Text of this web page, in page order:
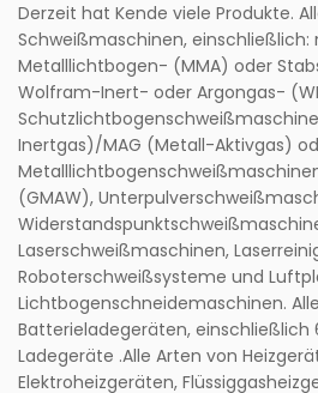
Derzeit hat Kende viele Produkte.
Schweißmaschinen, einschließlich:
Metalllichtbogen- (MMA) oder
Wolfram-Inert- oder Argongas-
Inertgas)/MAG (Metall-Aktivgas)
(GMAW),
Laserschweißmaschinen,
Roboterschweißsysteme und
Lichtbogenschneidemaschinen.
Batterieladegeräten,
Ladegeräte .Alle Arten von
Elektroheizgeräten,